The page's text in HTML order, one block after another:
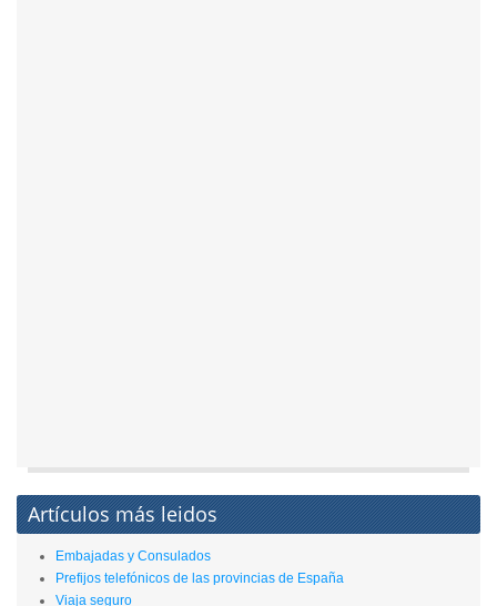
Artículos más leidos
Embajadas y Consulados
Prefijos telefónicos de las provincias de España
Viaja seguro